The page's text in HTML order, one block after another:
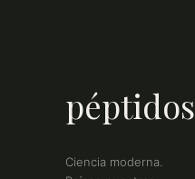
péptidos
Ciencia moderna.